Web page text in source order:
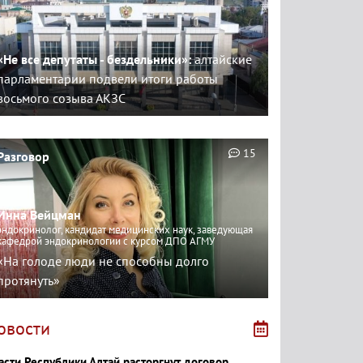
все депутаты - бездельники»:алтайские
подвели итоги работы
созыва АКЗС
Вейцман
кандидат медицинских наук, заведующая
эндокринологии с курсом ДПО АГМУ
голоде люди не способны долго
15